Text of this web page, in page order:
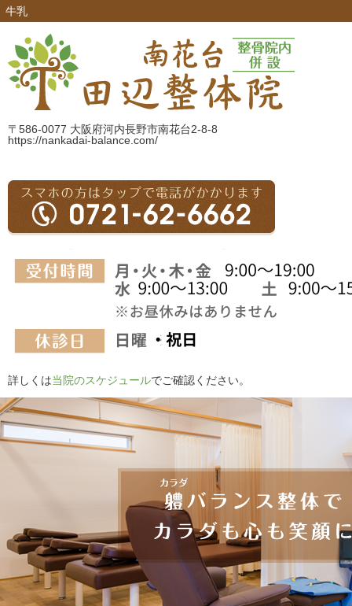
牛乳
〒586-0077 大阪府河内長野市南花台2-8-8
https://nankadai-balance.com/
詳しくは当院のスケジュールでご確認ください。